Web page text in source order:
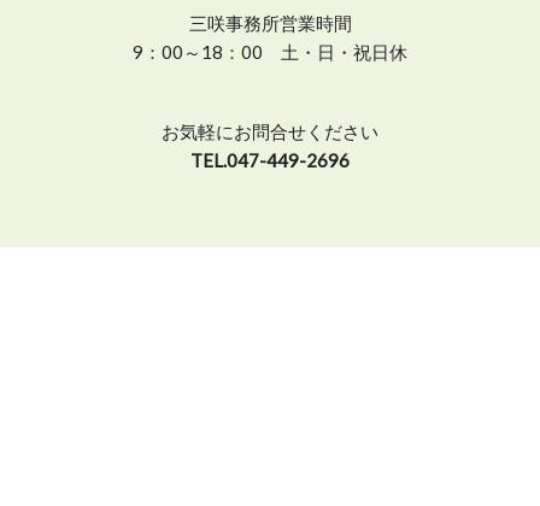
三咲事務所営業時間
9：00～18：00 土・日・祝日休
お気軽にお問合せください
TEL.047-449-2696